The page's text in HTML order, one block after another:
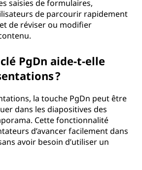
saisies de formulaires,
de parcourir rapidement
de réviser ou modifier
PgDn aide-t-elle
?
la touche PgDn peut être
dans les diapositives des
Cette fonctionnalité
d’avancer facilement dans
avoir besoin d’utiliser un